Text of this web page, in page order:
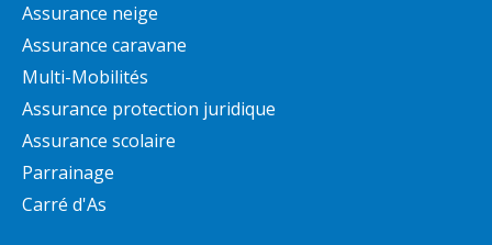
Assurance neige
Assurance caravane
Multi-Mobilités
Assurance protection juridique
Assurance scolaire
Parrainage
Carré d'As